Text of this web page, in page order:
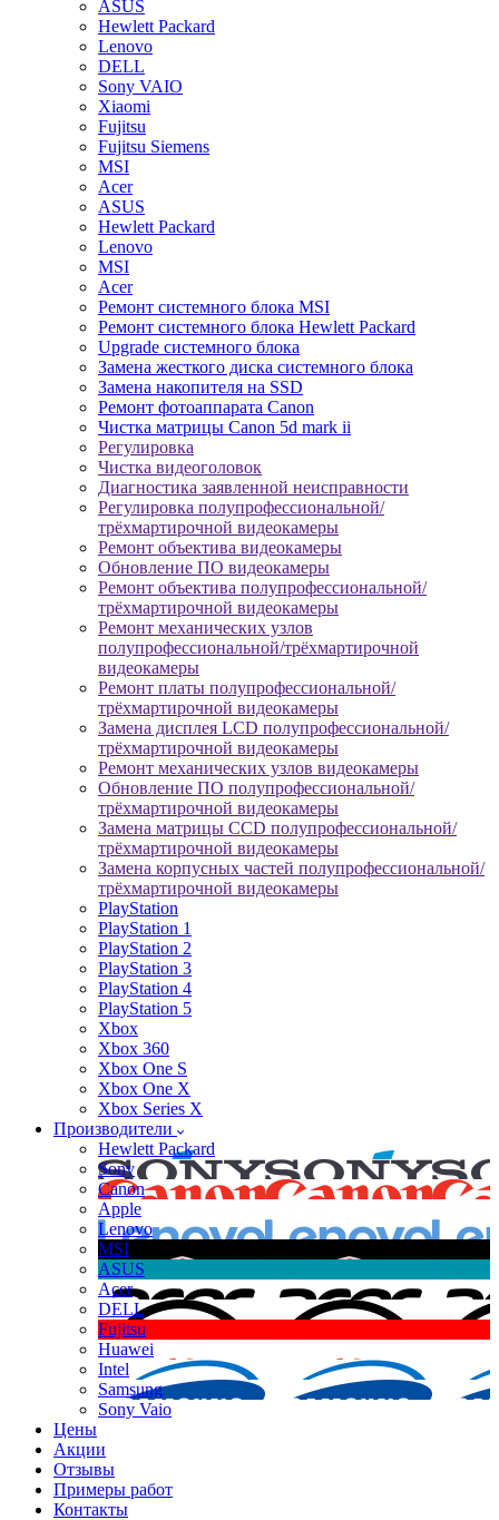
ASUS
Hewlett Packard
Lenovo
DELL
Sony VAIO
Xiaomi
Fujitsu
Fujitsu Siemens
MSI
Acer
ASUS
Hewlett Packard
Lenovo
MSI
Acer
Ремонт системного блока MSI
Ремонт системного блока Hewlett Packard
Upgrade системного блока
Замена жесткого диска системного блока
Замена накопителя на SSD
Ремонт фотоаппарата Canon
Чистка матрицы Canon 5d mark ii
Регулировка
Чистка видеоголовок
Диагностика заявленной неисправности
Регулировка полупрофессиональной/
трёхмартирочной видеокамеры
Ремонт объектива видеокамеры
Обновление ПО видеокамеры
Ремонт объектива полупрофессиональной/
трёхмартирочной видеокамеры
Ремонт механических узлов
полупрофессиональной/трёхмартирочной
видеокамеры
Ремонт платы полупрофессиональной/
трёхмартирочной видеокамеры
Замена дисплея LCD полупрофессиональной/
трёхмартирочной видеокамеры
Ремонт механических узлов видеокамеры
Обновление ПО полупрофессиональной/
трёхмартирочной видеокамеры
Замена матрицы CCD полупрофессиональной/
трёхмартирочной видеокамеры
Замена корпусных частей полупрофессиональной/
трёхмартирочной видеокамеры
PlayStation
PlayStation 1
PlayStation 2
PlayStation 3
PlayStation 4
PlayStation 5
Xbox
Xbox 360
Xbox One S
Xbox One X
Xbox Series X
Производители
Hewlett Packard
Sony
Canon
Apple
Lenovo
MSI
ASUS
Acer
DELL
Fujitsu
Huawei
Intel
Samsung
Sony Vaio
Цены
Акции
Отзывы
Примеры работ
Контакты